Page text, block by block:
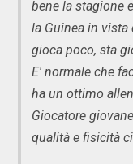
bene la stagione
la Guinea in vista
gioca poco, sta
E' normale che
ha un ottimo
Giocatore
qualità e fisicità